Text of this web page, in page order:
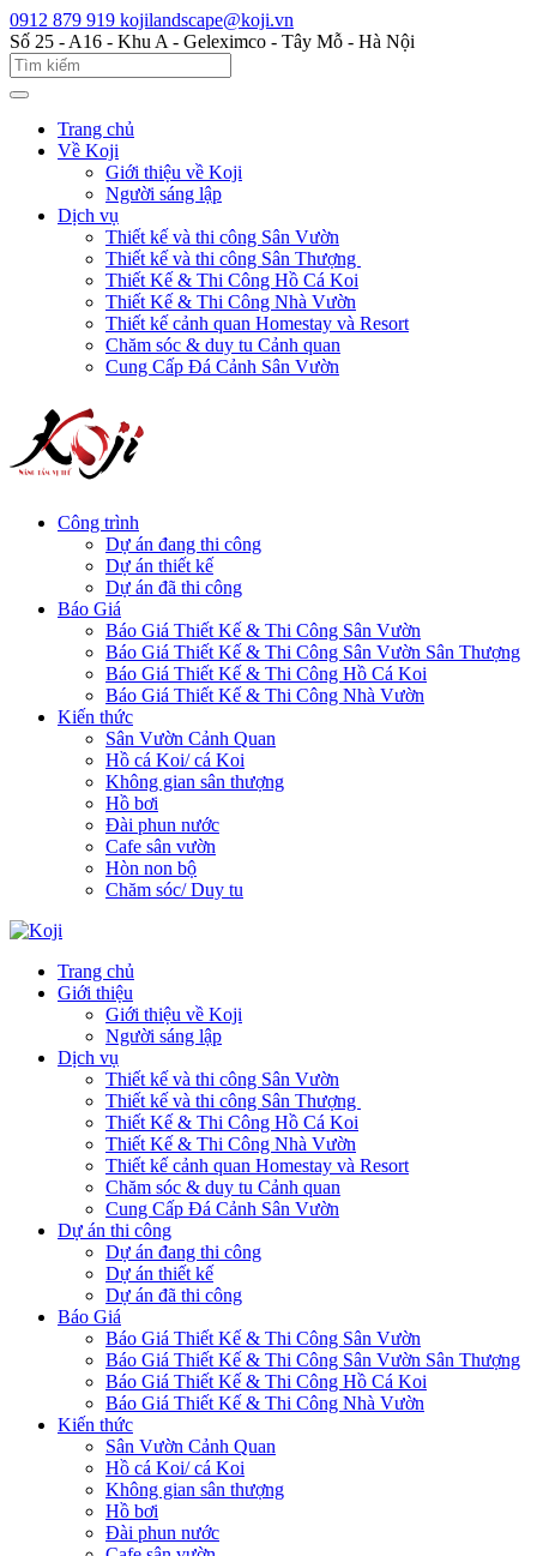
0912 879 919 kojilandscape@koji.vn
Số 25 - A16 - Khu A - Geleximco - Tây Mỗ - Hà Nội
Trang chủ
Về Koji
Giới thiệu về Koji
Người sáng lập
Dịch vụ
Thiết kế và thi công Sân Vườn
Thiết kế và thi công Sân Thượng
Thiết Kế & Thi Công Hồ Cá Koi
Thiết Kế & Thi Công Nhà Vườn
Thiết kế cảnh quan Homestay và Resort
Chăm sóc & duy tu Cảnh quan
Cung Cấp Đá Cảnh Sân Vườn
Công trình
Dự án đang thi công
Dự án thiết kế
Dự án đã thi công
Báo Giá
Báo Giá Thiết Kế & Thi Công Sân Vườn
Báo Giá Thiết Kế & Thi Công Sân Vườn Sân Thượng
Báo Giá Thiết Kế & Thi Công Hồ Cá Koi
Báo Giá Thiết Kế & Thi Công Nhà Vườn
Kiến thức
Sân Vườn Cảnh Quan
Hồ cá Koi/ cá Koi
Không gian sân thượng
Hồ bơi
Đài phun nước
Cafe sân vườn
Hòn non bộ
Chăm sóc/ Duy tu
Trang chủ
Giới thiệu
Giới thiệu về Koji
Người sáng lập
Dịch vụ
Thiết kế và thi công Sân Vườn
Thiết kế và thi công Sân Thượng
Thiết Kế & Thi Công Hồ Cá Koi
Thiết Kế & Thi Công Nhà Vườn
Thiết kế cảnh quan Homestay và Resort
Chăm sóc & duy tu Cảnh quan
Cung Cấp Đá Cảnh Sân Vườn
Dự án thi công
Dự án đang thi công
Dự án thiết kế
Dự án đã thi công
Báo Giá
Báo Giá Thiết Kế & Thi Công Sân Vườn
Báo Giá Thiết Kế & Thi Công Sân Vườn Sân Thượng
Báo Giá Thiết Kế & Thi Công Hồ Cá Koi
Báo Giá Thiết Kế & Thi Công Nhà Vườn
Kiến thức
Sân Vườn Cảnh Quan
Hồ cá Koi/ cá Koi
Không gian sân thượng
Hồ bơi
Đài phun nước